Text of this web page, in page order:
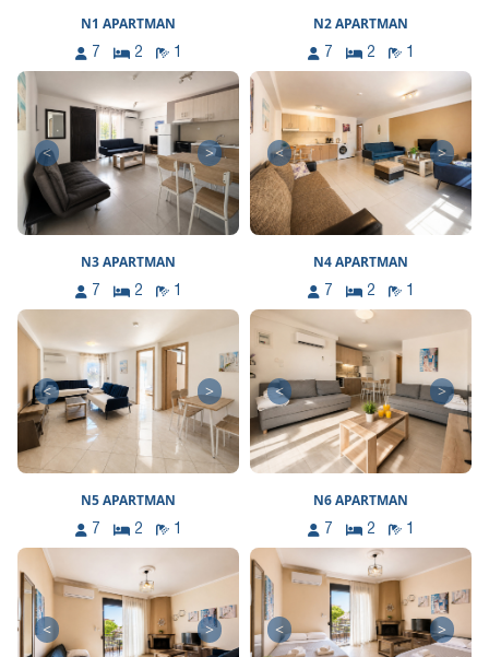
N1 APARTMAN
7 2 1
< >
N2 APARTMAN
7 2 1
< >
N3 APARTMAN
7 2 1
< >
N4 APARTMAN
7 2 1
< >
N5 APARTMAN
7 2 1
< >
N6 APARTMAN
7 2 1
< >